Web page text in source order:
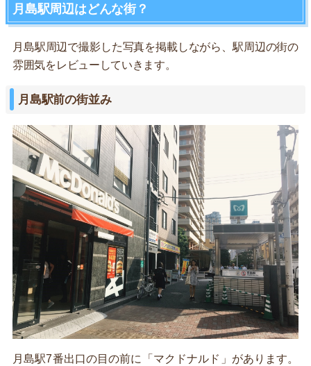
月島駅周辺はどんな街？
月島駅周辺で撮影した写真を掲載しながら、駅周辺の街の
雰囲気をレビューしていきます。
月島駅前の街並み
月島駅7番出口の目の前に「マクドナルド」があります。